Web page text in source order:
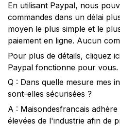
En utilisant Paypal, nous
commandes dans un délai
moyen le plus simple et le
paiement en ligne. Aucun
Pour plus de détails, cliquez
Paypal fonctionne pour vous.
Q : Dans quelle mesure mes
sont-elles sécurisées ?
A : Maisondesfrancais
élevées de l'industrie afin de